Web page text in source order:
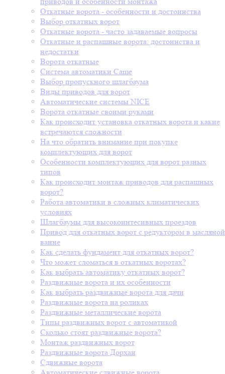
Откатные ворота - особенности и достоинства
Выбор откатных ворот
Откатные ворота - часто задаваемые вопросы
Откатные и распашные ворота: достоинства и
недостатки
Ворота откатные
Система автоматики Came
Выбор пропускного шлагбаума
Виды приводов для ворот
Автоматические системы NICE
Ворота откатные своими руками
Как происходит установка откатных ворота и какие
встречаются сложности
На что обратить внимание при покупке
комплектующих для ворот
Особенности комплектующих для ворот разных
типов
Как происходит монтаж приводов для распашных
ворот?
Работа автоматики в сложных климатических
условиях
Шлагбаумы для высокоинтесивных проездов
Привод для откатных ворот с редуктором в масляной
ванне
Как сделать фундамент для откатных ворот?
Что может сломаться в откатных воротах?
Как выбрать автоматику откатных ворот?
Раздвижные ворота и их особенности
Как выбрать раздвижные ворота для дачи
Раздвижные ворота на роликах
Раздвижные металлические ворота
Типы раздвижных ворот с автоматикой
Сколько стоят раздвижные ворота?
Монтаж раздвижных ворот
Раздвижные ворота Дорхан
Сдвижные ворота
Автоматические сдвижные ворота